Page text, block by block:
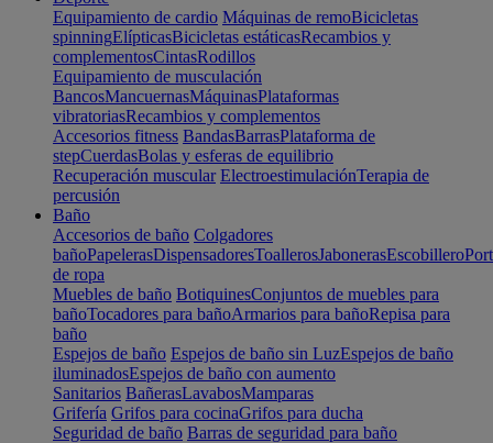
Equipamiento de cardio Máquinas de remoBicicletas
spinningElípticasBicicletas estáticasRecambios y
complementosCintasRodillos
Equipamiento de musculación
BancosMancuernasMáquinasPlataformas
vibratoriasRecambios y complementos
Accesorios fitness BandasBarrasPlataforma de
stepCuerdasBolas y esferas de equilibrio
Recuperación muscular ElectroestimulaciónTerapia de
percusión
Baño
Accesorios de baño Colgadores
bañoPapelerasDispensadoresToallerosJabonerasEscobillero
de ropa
Muebles de baño BotiquinesConjuntos de muebles para
bañoTocadores para bañoArmarios para bañoRepisa para
baño
Espejos de baño Espejos de baño sin LuzEspejos de baño
iluminadosEspejos de baño con aumento
Sanitarios BañerasLavabosMamparas
Grifería Grifos para cocinaGrifos para ducha
Seguridad de baño Barras de seguridad para baño